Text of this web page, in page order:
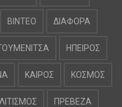
ΒΙΝΤΕΟ ΔΙΑΦΟΡΑ
ΗΠΕΙΡΟΣ
ΚΑΙΡΟΣ ΚΟΣΜΟΣ
ΠΡΕΒΕΖΑ